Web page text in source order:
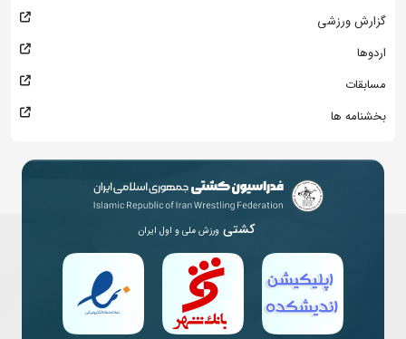
گزارش ورزشی
اردوها
مسابقات
بخشنامه ها
کشتی ورزش ملی و اول ایران